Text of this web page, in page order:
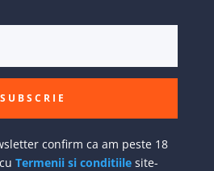
SUBSCRIE
confirm ca am peste 18
Termenii si conditiilesite-